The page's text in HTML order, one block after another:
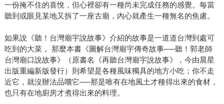
一份掩不住的喜悅，但心裡卻有一種尚未完成任務的感覺。每當
聽到或眼見某地又拆了一座古廟，內心就產生一種無名的焦慮。
如果說《聽！台灣廟宇說故事》介紹的故事是一道道台灣到處可
吃到的大菜， 那麼本書《圖解台灣廟宇傳奇故事──聽！郭老師
台灣廟口說故事》（原書名《再聽台灣廟宇說故事》，今由晨星
出版重編新版發行）則希望是各種風味獨具的地方小吃；你不走
近它，就沒辦法品嚐它──那是唯有在地風土才種得出來的食材，
也只有在地廚房才煮得出來的料理。